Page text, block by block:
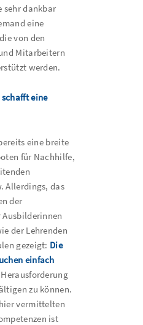
sehr dankbar
eine
von den
Mitarbeitern
werden.
eine
eine breite
für Nachhilfe,
Allerdings, das
der
der Lehrenden
gezeigt: Die
einfach
zu können.
vermittelten
ist